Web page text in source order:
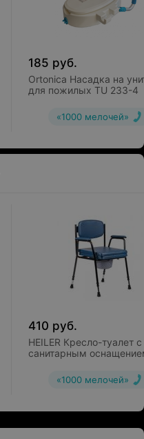
185 руб.
Ortonica Насадка на
для пожилых TU 233-4
«1000 мелочей»
410 руб.
HEILER Кресло-туалет с
санитарным
«1000 мелочей»